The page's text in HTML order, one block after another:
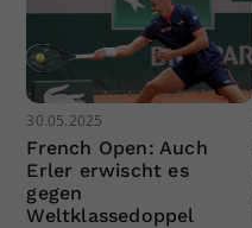
30.05.2025
French Open: Auch
Erler erwischt es
gegen
Weltklassedoppel